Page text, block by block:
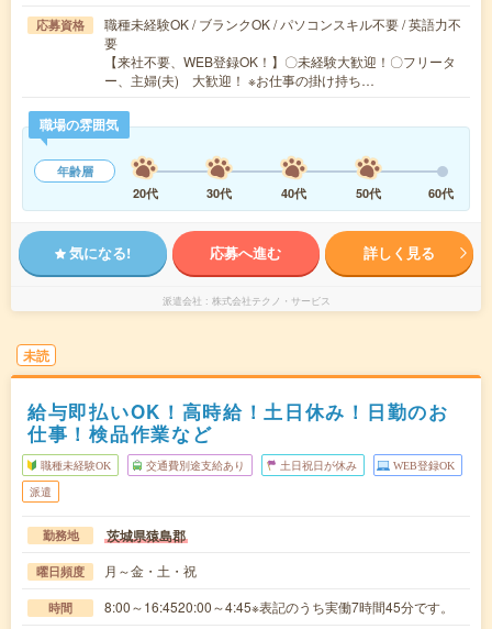
応募資格
職種未経験OK / ブランクOK / パソコンスキル不要 / 英語力不
要
【来社不要、WEB登録OK！】〇未経験大歓迎！〇フリータ
ー、主婦(夫) 大歓迎！ ※お仕事の掛け持ち…
職場の雰囲気
年齢層
20代
30代 40代 50代 60代
気になる! 応募へ進む 詳しく見る
派遣会社 株式会社テクノ・サービス
未読
給与即払いOK！高時給！土日休み！日勤のお
仕事！検品作業など
職種未経験OK 交通費別途支給あり 土日祝日が休み WEB登録OK
派遣
勤務地 茨城県猿島郡
曜日頻度 月～金・土・祝
時間 8:00～16:4520:00～4:45※表記のうち実働7時間45分です。